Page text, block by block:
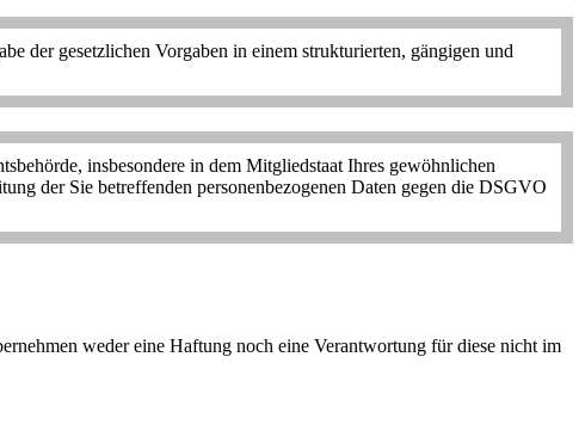
der gesetzlichen Vorgaben in einem strukturierten, gängigen und
insbesondere in dem Mitgliedstaat Ihres gewöhnlichen
der Sie betreffenden personenbezogenen Daten gegen die DSGVO
weder eine Haftung noch eine Verantwortung für diese nicht im